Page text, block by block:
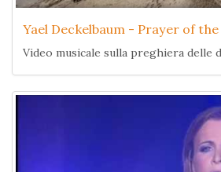
Yael Deckelbaum - Prayer of
Video musicale sulla preghiera delle